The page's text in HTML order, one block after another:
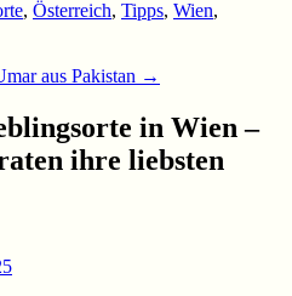
, Österreich, Tipps, Wien,
aus Pakistan →
in Wien –
ihre liebsten